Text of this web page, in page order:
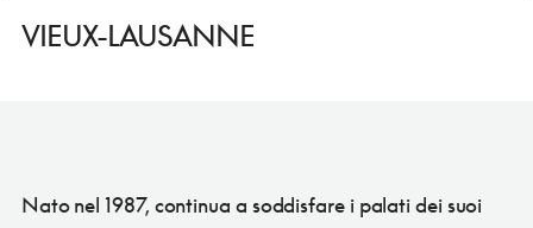
VIEUX-LAUSANNE
Nato nel 1987, continua a soddisfare i palati dei suoi